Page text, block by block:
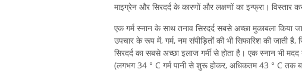
माइग्रेन और सिरदर्द के कारणों और लक्षणों का इन्फ्रा। विस्तार
एक गर्म स्नान के साथ तनाव सिरदर्द सबसे अच्छा मुकाबला किया
उपचार के रूप में, गर्म, नम संपीड़ितों की भी सिफारिश की जाती
सिरदर्द का सबसे अच्छा इलाज गर्मी से होता है। एक स्नान भी
(लगभग 34 ° C गर्म पानी से शुरू होकर, अधिकतम 43 ° C तक